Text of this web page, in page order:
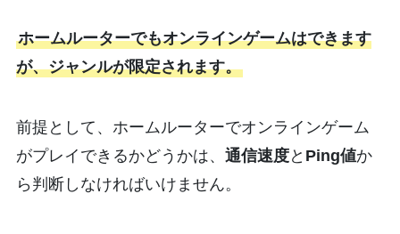
ホームルーターでもオンラインゲームはできます
が、ジャンルが限定されます。
前提として、ホームルーターでオンラインゲーム
がプレイできるかどうかは、 通信速度と Ping値か
ら判断しなければいけません。